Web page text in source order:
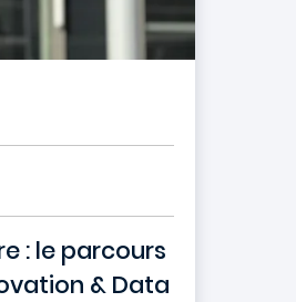
: le parcours
& Data